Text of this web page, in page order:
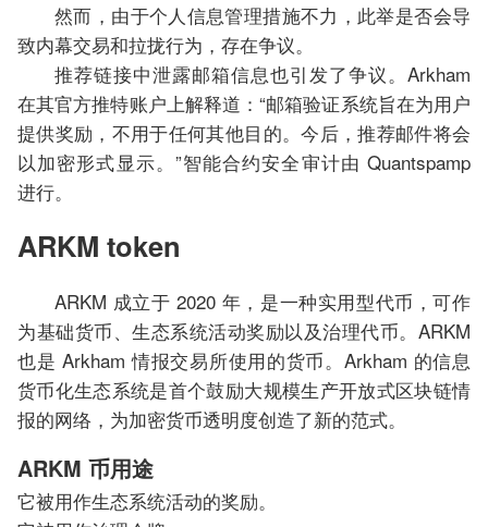
然而，由于个人信息管理措施不力，此举是否会导
致内幕交易和拉拢行为，存在争议。
推荐链接中泄露邮箱信息也引发了争议。Arkham
在其官方推特账户上解释道：“邮箱验证系统旨在为用户
提供奖励，不用于任何其他目的。今后，推荐邮件将会
以加密形式显示。”智能合约安全审计由 Quantspamp
进行。
ARKM token
ARKM 成立于 2020 年，是一种实用型代币，可作
为基础货币、生态系统活动奖励以及治理代币。ARKM
也是 Arkham 情报交易所使用的货币。Arkham 的信息
货币化生态系统是首个鼓励大规模生产开放式区块链情
报的网络，为加密货币透明度创造了新的范式。
ARKM 币用途
它被用作生态系统活动的奖励。